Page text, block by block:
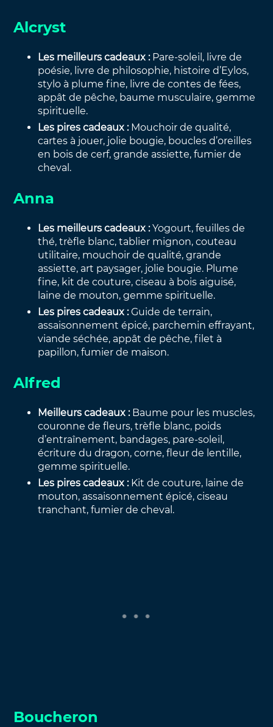
Alcryst
Les meilleurs cadeaux : Pare-soleil, livre de
poésie, livre de philosophie, histoire d’Eylos,
stylo à plume fine, livre de contes de fées,
appât de pêche, baume musculaire, gemme
spirituelle.
Les pires cadeaux : Mouchoir de qualité,
cartes à jouer, jolie bougie, boucles d’oreilles
en bois de cerf, grande assiette, fumier de
cheval.
Anna
Les meilleurs cadeaux :Yogourt, feuilles de
thé, trèfle blanc, tablier mignon, couteau
utilitaire, mouchoir de qualité, grande
assiette, art paysager, jolie bougie. Plume
fine, kit de couture, ciseau à bois aiguisé,
laine de mouton, gemme spirituelle.
Les pires cadeaux :Guide de terrain,
assaisonnement épicé, parchemin effrayant,
viande séchée, appât de pêche, filet à
papillon, fumier de maison.
Alfred
Meilleurs cadeaux : Baume pour les muscles,
couronne de fleurs, trèfle blanc, poids
d’entraînement, bandages, pare-soleil,
écriture du dragon, corne, fleur de lentille,
gemme spirituelle.
Les pires cadeaux : Kit de couture, laine de
mouton, assaisonnement épicé, ciseau
tranchant, fumier de cheval.
Boucheron